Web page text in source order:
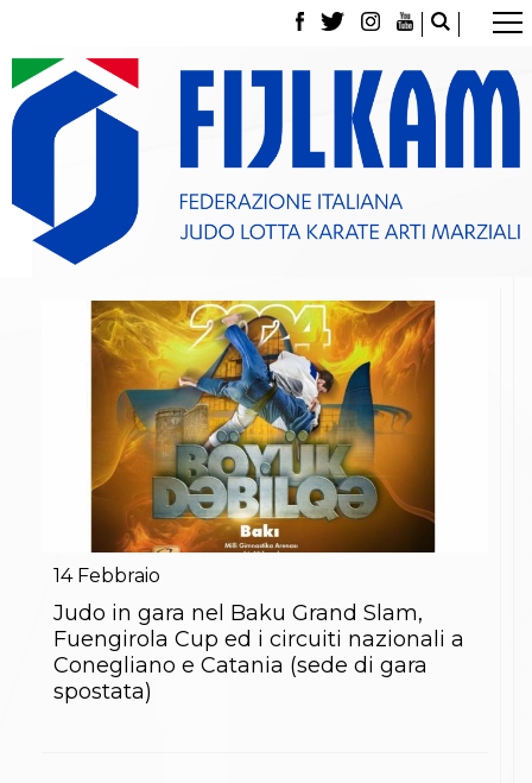
La Federazione
Tesseramento
Contatti
Norme e modulistica Affiliazioni e Tesseramenti
Classifica Società Sportive con più di 100 atleti
tesserati
Gare e Risultati
Archivio eventi
Dove siamo
Media
Partners
Trasparenza
Judo
La disciplina
News
Attività Didattica
Gare e Risultati
Albi Federali
Lotta
La disciplina
News
Gare e Risultati
14 Febbraio
Judo in gara nel Baku Grand Slam,
Fuengirola Cup ed i circuiti nazionali a
Conegliano e Catania (sede di gara
spostata)